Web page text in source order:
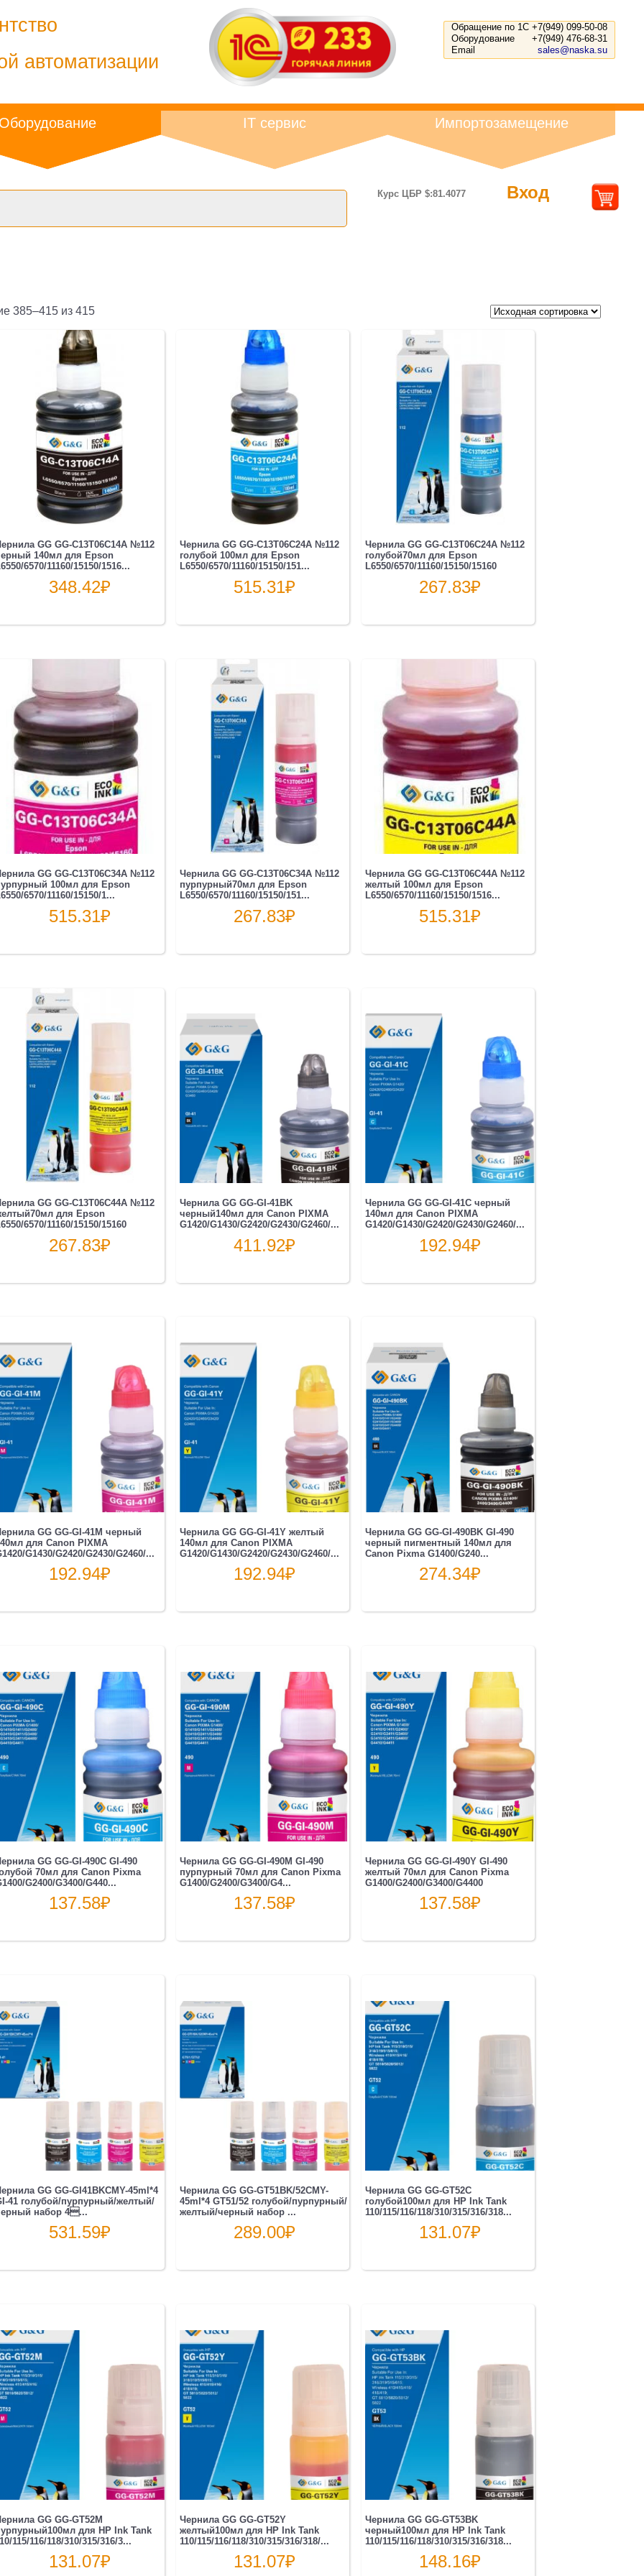
автоматизации
Обращение по 1С +7(949) 099-50-08
Оборудование
+7(949) 476-68-31
Email
sales@naska.su
IT сервис Импортозамещение
Курс ЦБР $:81.4077 Вход
385–415 из 415
GG GG-C13T06C14A №112
140мл для Epson
6570/11160/15150/1516...
348.42₽
Чернила GG GG-C13T06C24A №112
голубой 100мл для Epson
L6550/6570/11160/15150/151...
515.31₽
Чернила GG GG-C13T06C24А №112
голубой70мл для Epson
L6550/6570/11160/15150/15160
267.83₽
GG GG-C13T06C34A №112
100мл для Epson
6570/11160/15150/1...
515.31₽
Чернила GG GG-C13T06C34А №112
пурпурный70мл для Epson
L6550/6570/11160/15150/151...
267.83₽
Чернила GG GG-C13T06C44A №112
желтый 100мл для Epson
L6550/6570/11160/15150/1516...
515.31₽
GG GG-C13T06C44А №112
для Epson
6570/11160/15150/15160
267.83₽
Чернила GG GG-GI-41BK
черный140мл для Canon PIXMA
G1420/G1430/G2420/G2430/G2460/...
411.92₽
Чернила GG GG-GI-41C черный
140мл для Canon PIXMA
G1420/G1430/G2420/G2430/G2460/...
192.94₽
GG GG-GI-41M черный
для Canon PIXMA
G1430/G2420/G2430/G2460/...
192.94₽
Чернила GG GG-GI-41Y желтый
140мл для Canon PIXMA
G1420/G1430/G2420/G2430/G2460/...
192.94₽
Чернила GG GG-GI-490BK GI-490
черный пигментный 140мл для
Canon Pixma G1400/G240...
274.34₽
GG GG-GI-490C GI-490
70мл для Canon Pixma
G2400/G3400/G440...
137.58₽
Чернила GG GG-GI-490M GI-490
пурпурный 70мл для Canon Pixma
G1400/G2400/G3400/G4...
137.58₽
Чернила GG GG-GI-490Y GI-490
желтый 70мл для Canon Pixma
G1400/G2400/G3400/G4400
137.58₽
GG GG-GI41BKCMY-45ml*4
41 голубой/пурпурный/желтый/
набор 4...
531.59₽
Чернила GG GG-GT51BK/52CMY-
45ml*4 GT51/52 голубой/пурпурный/
желтый/черный набор ...
289.00₽
Чернила GG GG-GT52C
голубой100мл для HP Ink Tank
110/115/116/118/310/315/316/318...
131.07₽
GG GG-GT52M
для HP Ink Tank
115/116/118/310/315/316/3...
131.07₽
Чернила GG GG-GT52Y
желтый100мл для HP Ink Tank
110/115/116/118/310/315/316/318/...
131.07₽
Чернила GG GG-GT53BK
черный100мл для HP Ink Tank
110/115/116/118/310/315/316/318...
148.16₽